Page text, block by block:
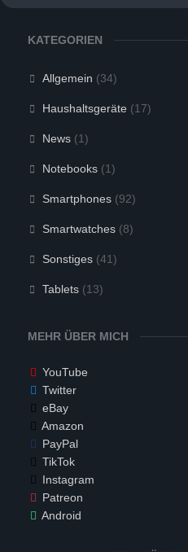
KATEGORIEN
Allgemein (34)
Haushaltsgeräte (17)
News(1)
Notebooks(1)
Smartphones(92)
Smartwatches(8)
Sonstiges(41)
Tablets(13)
MEHR ÜBER MICH
YouTube
Twitter
eBay
Amazon
PayPal
TikTok
Instagram
Patreon
Android